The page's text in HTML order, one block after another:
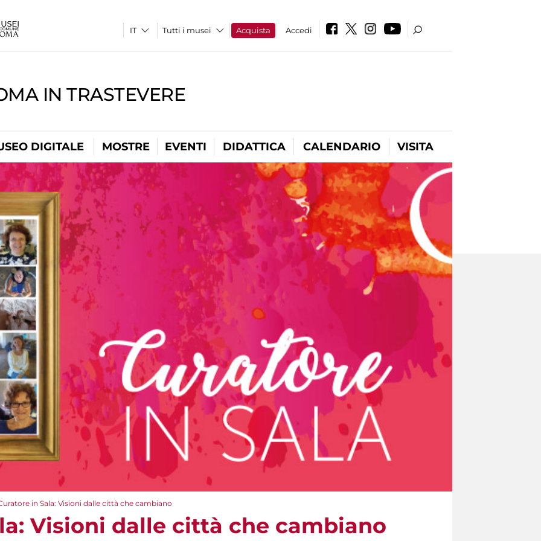
Tutti i musei Acquista Accedi
IN TRASTEVERE
DIGITALE MOSTRE EVENTI DIDATTICA CALENDARIO VISITA
in Sala: Visioni dalle città che cambiano
Visioni dalle città che cambiano